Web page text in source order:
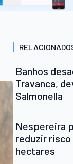
Banhos
Travanca,
Salmonella
Nespereira
reduzir risco
hectares